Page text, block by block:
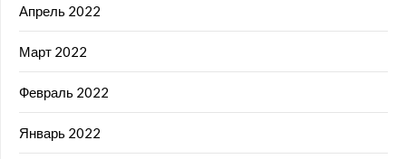
Апрель 2022
Март 2022
Февраль 2022
Январь 2022